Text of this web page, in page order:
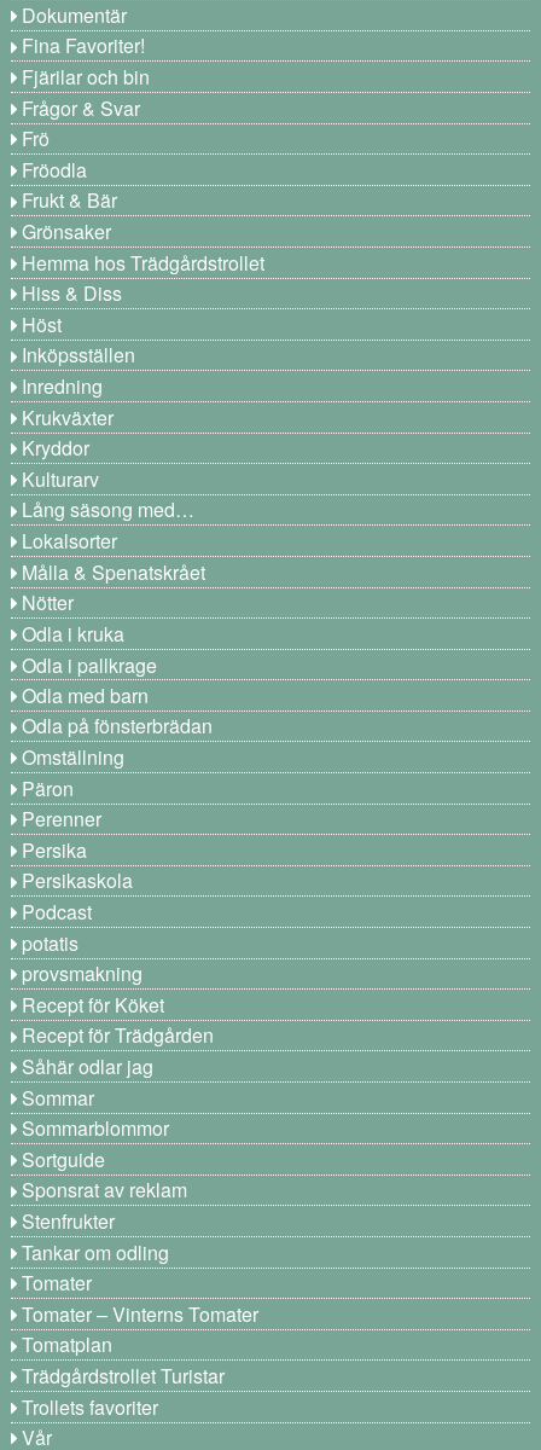
Dokumentär
Fina Favoriter!
Fjärilar och bin
Frågor & Svar
Frö
Fröodla
Frukt & Bär
Grönsaker
Hemma hos Trädgårdstrollet
Hiss & Diss
Höst
Inköpsställen
Inredning
Krukväxter
Kryddor
Kulturarv
Lång säsong med…
Lokalsorter
Målla & Spenatskrået
Nötter
Odla i kruka
Odla i pallkrage
Odla med barn
Odla på fönsterbrädan
Omställning
Päron
Perenner
Persika
Persikaskola
Podcast
potatis
provsmakning
Recept för Köket
Recept för Trädgården
Såhär odlar jag
Sommar
Sommarblommor
Sortguide
Sponsrat av reklam
Stenfrukter
Tankar om odling
Tomater
Tomater – Vinterns Tomater
Tomatplan
Trädgårdstrollet Turistar
Trollets favoriter
Vår